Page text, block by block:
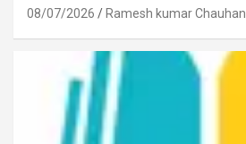
08/07/2026 Ramesh kumar Chauhan